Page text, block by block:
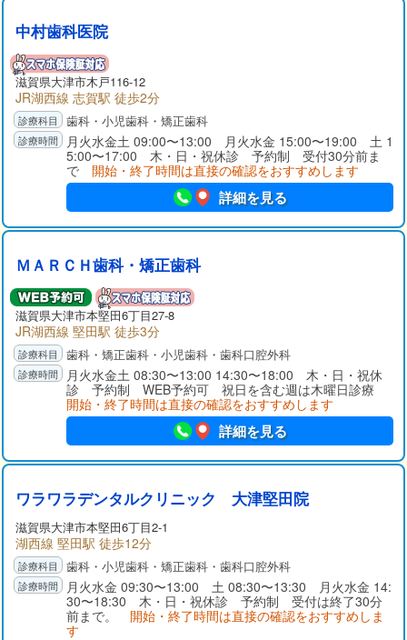
中村歯科医院
滋賀県大津市木戸116-12
JR湖西線 志賀駅 徒歩2分
歯科・小児歯科・矯正歯科
月火水金土 09:00〜13:00 月火水金 15:00〜19:00 土 1
5:00〜17:00 木・日・祝休診 予約制 受付30分前ま
で 開始・終了時間は直接の確認をおすすめします
詳細を見る
ＭＡＲＣＨ歯科・矯正歯科
滋賀県大津市本堅田6丁目27-8
JR湖西線 堅田駅 徒歩3分
歯科・矯正歯科・小児歯科・歯科口腔外科
月火水金土 08:30〜13:00 14:30〜18:00 木・日・祝休
診 予約制 WEB予約可 祝日を含む週は木曜日診療
開始・終了時間は直接の確認をおすすめします
詳細を見る
ワラワラデンタルクリニック 大津堅田院
滋賀県大津市本堅田6丁目2-1
湖西線 堅田駅 徒歩12分
歯科・小児歯科・矯正歯科・歯科口腔外科
月火水金 09:30〜13:00 土 08:30〜13:30 月火水金 14:
30〜18:30 木・日・祝休診 予約制 受付は終了30分
前まで。 開始・終了時間は直接の確認をおすすめしま
す